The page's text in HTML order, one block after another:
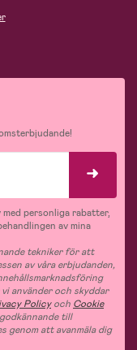
personliga rabatter,
av mina
tekniker för att
av våra erbjudanden,
använder och skyddar
Policyoch Cookie
till
genom att avanmäla dig